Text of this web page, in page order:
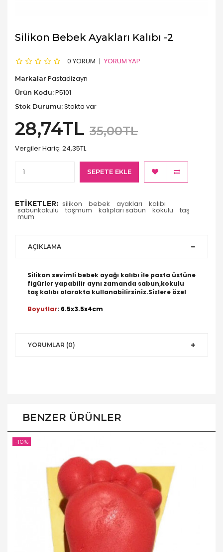
Silikon Bebek Ayakları Kalıbı -2
0 YORUM YORUM YAP
Markalar Pastadizayn
Ürün Kodu:P5101
Stok Durumu:Stokta var
28,74TL 35,00TL
Vergiler Hariç: 24,35TL
SEPETE EKLE
ETIKETLER: silikon bebek ayakları kalıbı
sabunkokulu taşmum kalıpları sabun kokulu taş
mum
AÇIKLAMA
Silikon sevimli bebek ayağı kalıbı ile pasta üstüne
figürler yapabilir aynı zamanda sabun,kokulu
taş kalıbı olarakta kullanabilirsiniz.Sizlere özel
Boyutlar: 6.5x3.5x4cm
YORUMLAR (0)
BENZER ÜRÜNLER
-10%